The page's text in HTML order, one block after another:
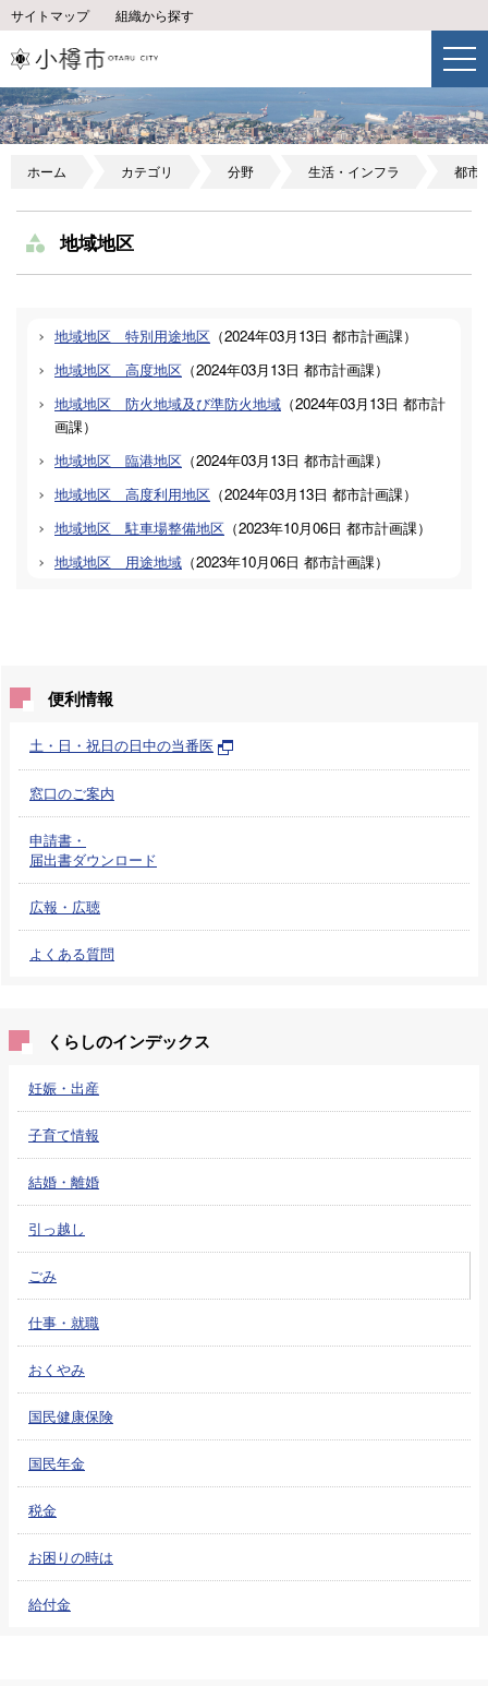
サイトマップ 組織から探す
ホーム カテゴリ 分野 生活・インフラ 都市
地域地区
地域地区 特別用途地区 （2024年03月13日 都市計画課）
地域地区 高度地区 （2024年03月13日 都市計画課）
地域地区 防火地域及び準防火地域 （2024年03月13日 都市計
画課）
地域地区 臨港地区 （2024年03月13日 都市計画課）
地域地区 高度利用地区 （2024年03月13日 都市計画課）
地域地区 駐車場整備地区 （2023年10月06日 都市計画課）
地域地区 用途地域 （2023年10月06日 都市計画課）
便利情報
土・日・祝日の日中の当番医
窓口のご案内
申請書・
届出書ダウンロード
広報・広聴
よくある質問
くらしのインデックス
妊娠・出産
子育て情報
結婚・離婚
引っ越し
ごみ
仕事・就職
おくやみ
国民健康保険
国民年金
税金
お困りの時は
給付金